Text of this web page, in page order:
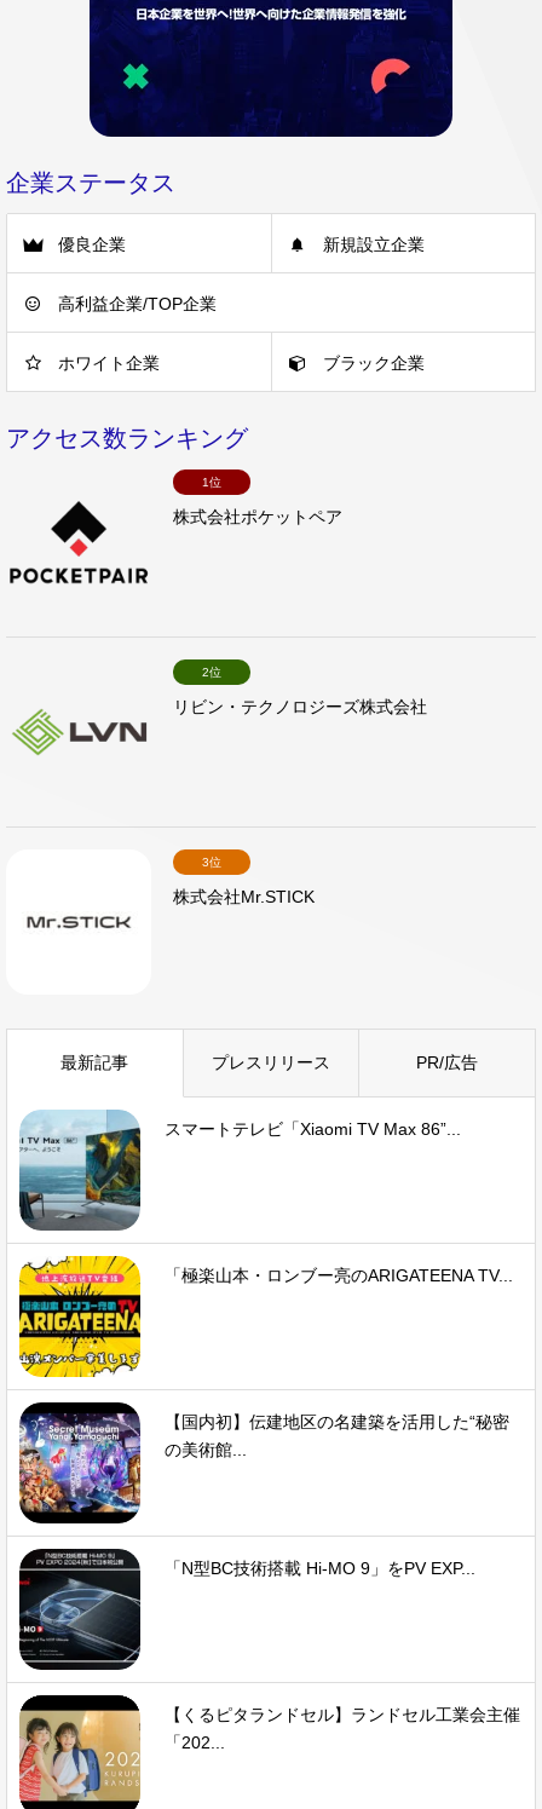
企業ステータス
優良企業 新規設立企業
高利益企業/TOP企業
ホワイト企業 ブラック企業
アクセス数ランキング
1位
株式会社ポケットペア
2位
リビン・テクノロジーズ株式会社
3位
株式会社Mr.STICK
最新記事 プレスリリース PR/広告
スマートテレビ「Xiaomi TV Max 86”...
「極楽山本・ロンブー亮のARIGATEENA TV...
【国内初】伝建地区の名建築を活用した“秘密
の美術館...
「N型BC技術搭載 Hi-MO 9」をPV EXP...
【くるピタランドセル】ランドセル工業会主催
「202...